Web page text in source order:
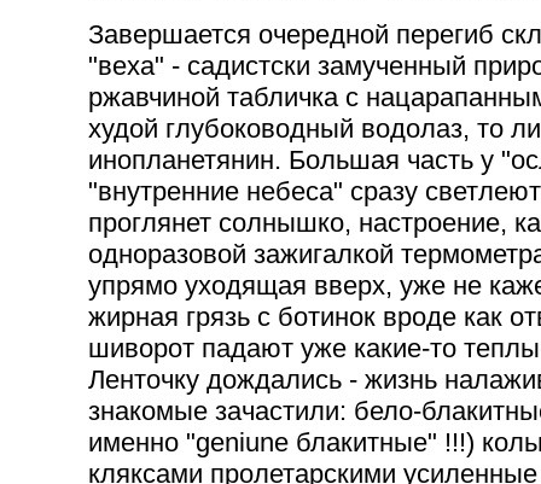
Завершается очередной перегиб
"веха" - садистски замученный
ржавчиной табличка с
худой глубоководный водолаз, то
инопланетянин. Большая часть у
"внутренние небеса" сразу
проглянет солнышко, настроение,
одноразовой зажигалкой
упрямо уходящая вверх, уже не
жирная грязь с ботинок вроде как
шиворот падают уже какие-то
Ленточку дождались - жизнь
знакомые зачастили: бело-
именно "geniune блакитные" !!!)
кляксами пролетарскими